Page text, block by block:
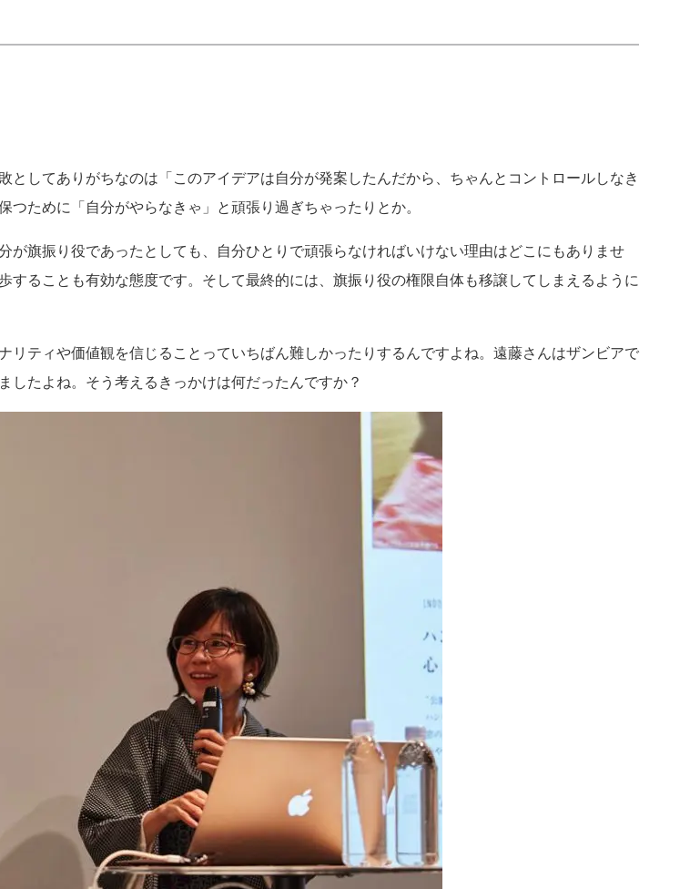
としてありがちなのは「このアイデアは自分が発案したんだから、ちゃんとコントロールしなき
ために「自分がやらなきゃ」と頑張り過ぎちゃったりとか。
旗振り役であったとしても、自分ひとりで頑張らなければいけない理由はどこにもありませ
ることも有効な態度です。そして最終的には、旗振り役の権限自体も移譲してしまえるように
ティや価値観を信じることっていちばん難しかったりするんですよね。遠藤さんはザンビアで
たよね。そう考えるきっかけは何だったんですか？